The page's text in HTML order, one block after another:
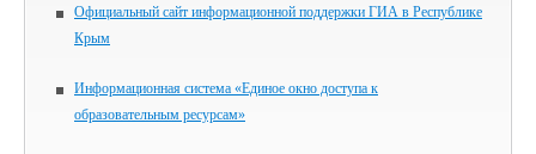
Официальный сайт информационной поддержки ГИА в Республике
Крым
Информационная система «Единое окно доступа к
образовательным ресурсам»